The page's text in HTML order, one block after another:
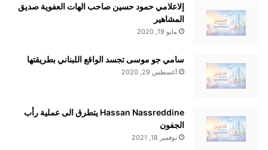
اقرأ أيضًا: انكماش الإنتاج الصناعي الإيطالي للشهر الثاني على
إلاعلامي حمود حسين صاحب الهات العفوية صديق
المشاهير
مايو 19, 2020
سامي جو موسى تجسد الواقع اللبناني بطريقتها
أغسطس 29, 2020
Hassan Nassreddine يتطرق الى عملية رأب
الجفون
نوفمبر 18, 2021